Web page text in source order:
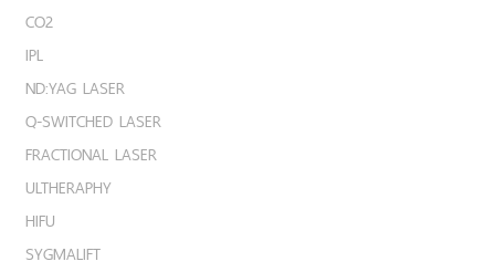
CO2
IPL
ND:YAG LASER
Q-SWITCHED LASER
FRACTIONAL LASER
ULTHERAPHY
HIFU
SYGMALIFT